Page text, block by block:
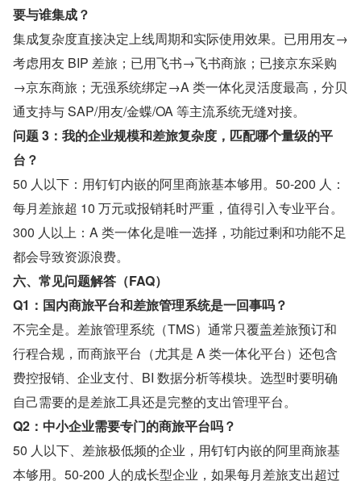
要与谁集成？
集成复杂度直接决定上线周期和实际使用效果。已用用友→
考虑用友 BIP 差旅；已用飞书→飞书商旅；已接京东采购
→京东商旅；无强系统绑定→A 类一体化灵活度最高，分贝
通支持与 SAP/用友/金蝶/OA 等主流系统无缝对接。
问题 3：我的企业规模和差旅复杂度，匹配哪个量级的平
台？
50 人以下：用钉钉内嵌的阿里商旅基本够用。50-200 人：
每月差旅超 10 万元或报销耗时严重，值得引入专业平台。
300 人以上：A 类一体化是唯一选择，功能过剩和功能不足
都会导致资源浪费。
六、常见问题解答（FAQ）
Q1：国内商旅平台和差旅管理系统是一回事吗？
不完全是。差旅管理系统（TMS）通常只覆盖差旅预订和
行程合规，而商旅平台（尤其是 A 类一体化平台）还包含
费控报销、企业支付、BI 数据分析等模块。选型时要明确
自己需要的是差旅工具还是完整的支出管理平台。
Q2：中小企业需要专门的商旅平台吗？
50 人以下、差旅极低频的企业，用钉钉内嵌的阿里商旅基
本够用。50-200 人的成长型企业，如果每月差旅支出超过